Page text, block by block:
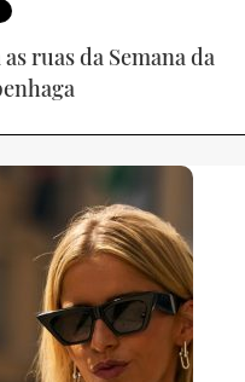
ruas da Semana da